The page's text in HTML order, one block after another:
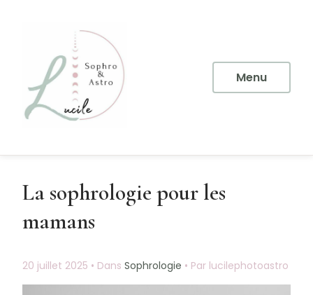
Menu
La sophrologie pour les
mamans
20 juillet 2025 • Dans Sophrologie • Par lucilephotoastro